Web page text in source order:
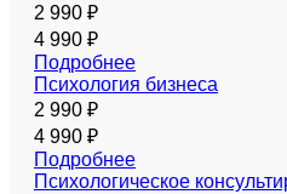
2 990 ₽
4 990 ₽
Подробнее
Психология бизнеса
2 990 ₽
4 990 ₽
Подробнее
Психологическое